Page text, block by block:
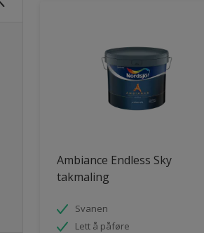
Ambiance Endless Sky
takmaling
Svanen
Lett å påføre